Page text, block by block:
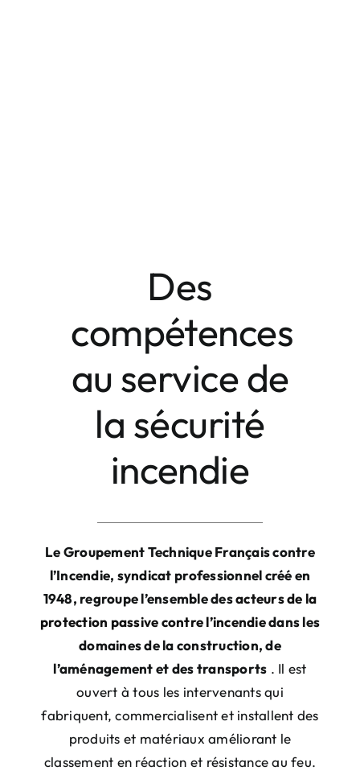
Des
compétences
au service de
la sécurité
incendie
Le Groupement Technique Français contre
l’Incendie, syndicat professionnel créé en
1948, regroupe l’ensemble desacteurs de la
protection passive contre l’incendiedans les
domaines de la construction, de
l’aménagement et des transports . Il est
ouvert à tous les intervenants qui
fabriquent, commercialisent et installent des
produits et matériaux améliorant le
classement en réaction et résistance au feu.